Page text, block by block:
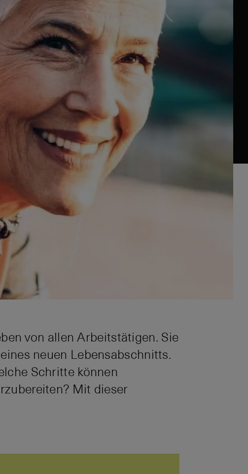
von allen Arbeitstätigen. Sie
neuen Lebensabschnitts.
Schritte können
Mit dieser